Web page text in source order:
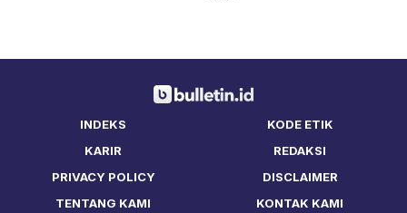
INDEKS
KODE ETIK
KARIR
REDAKSI
PRIVACY POLICY
DISCLAIMER
TENTANG KAMI
KONTAK KAMI